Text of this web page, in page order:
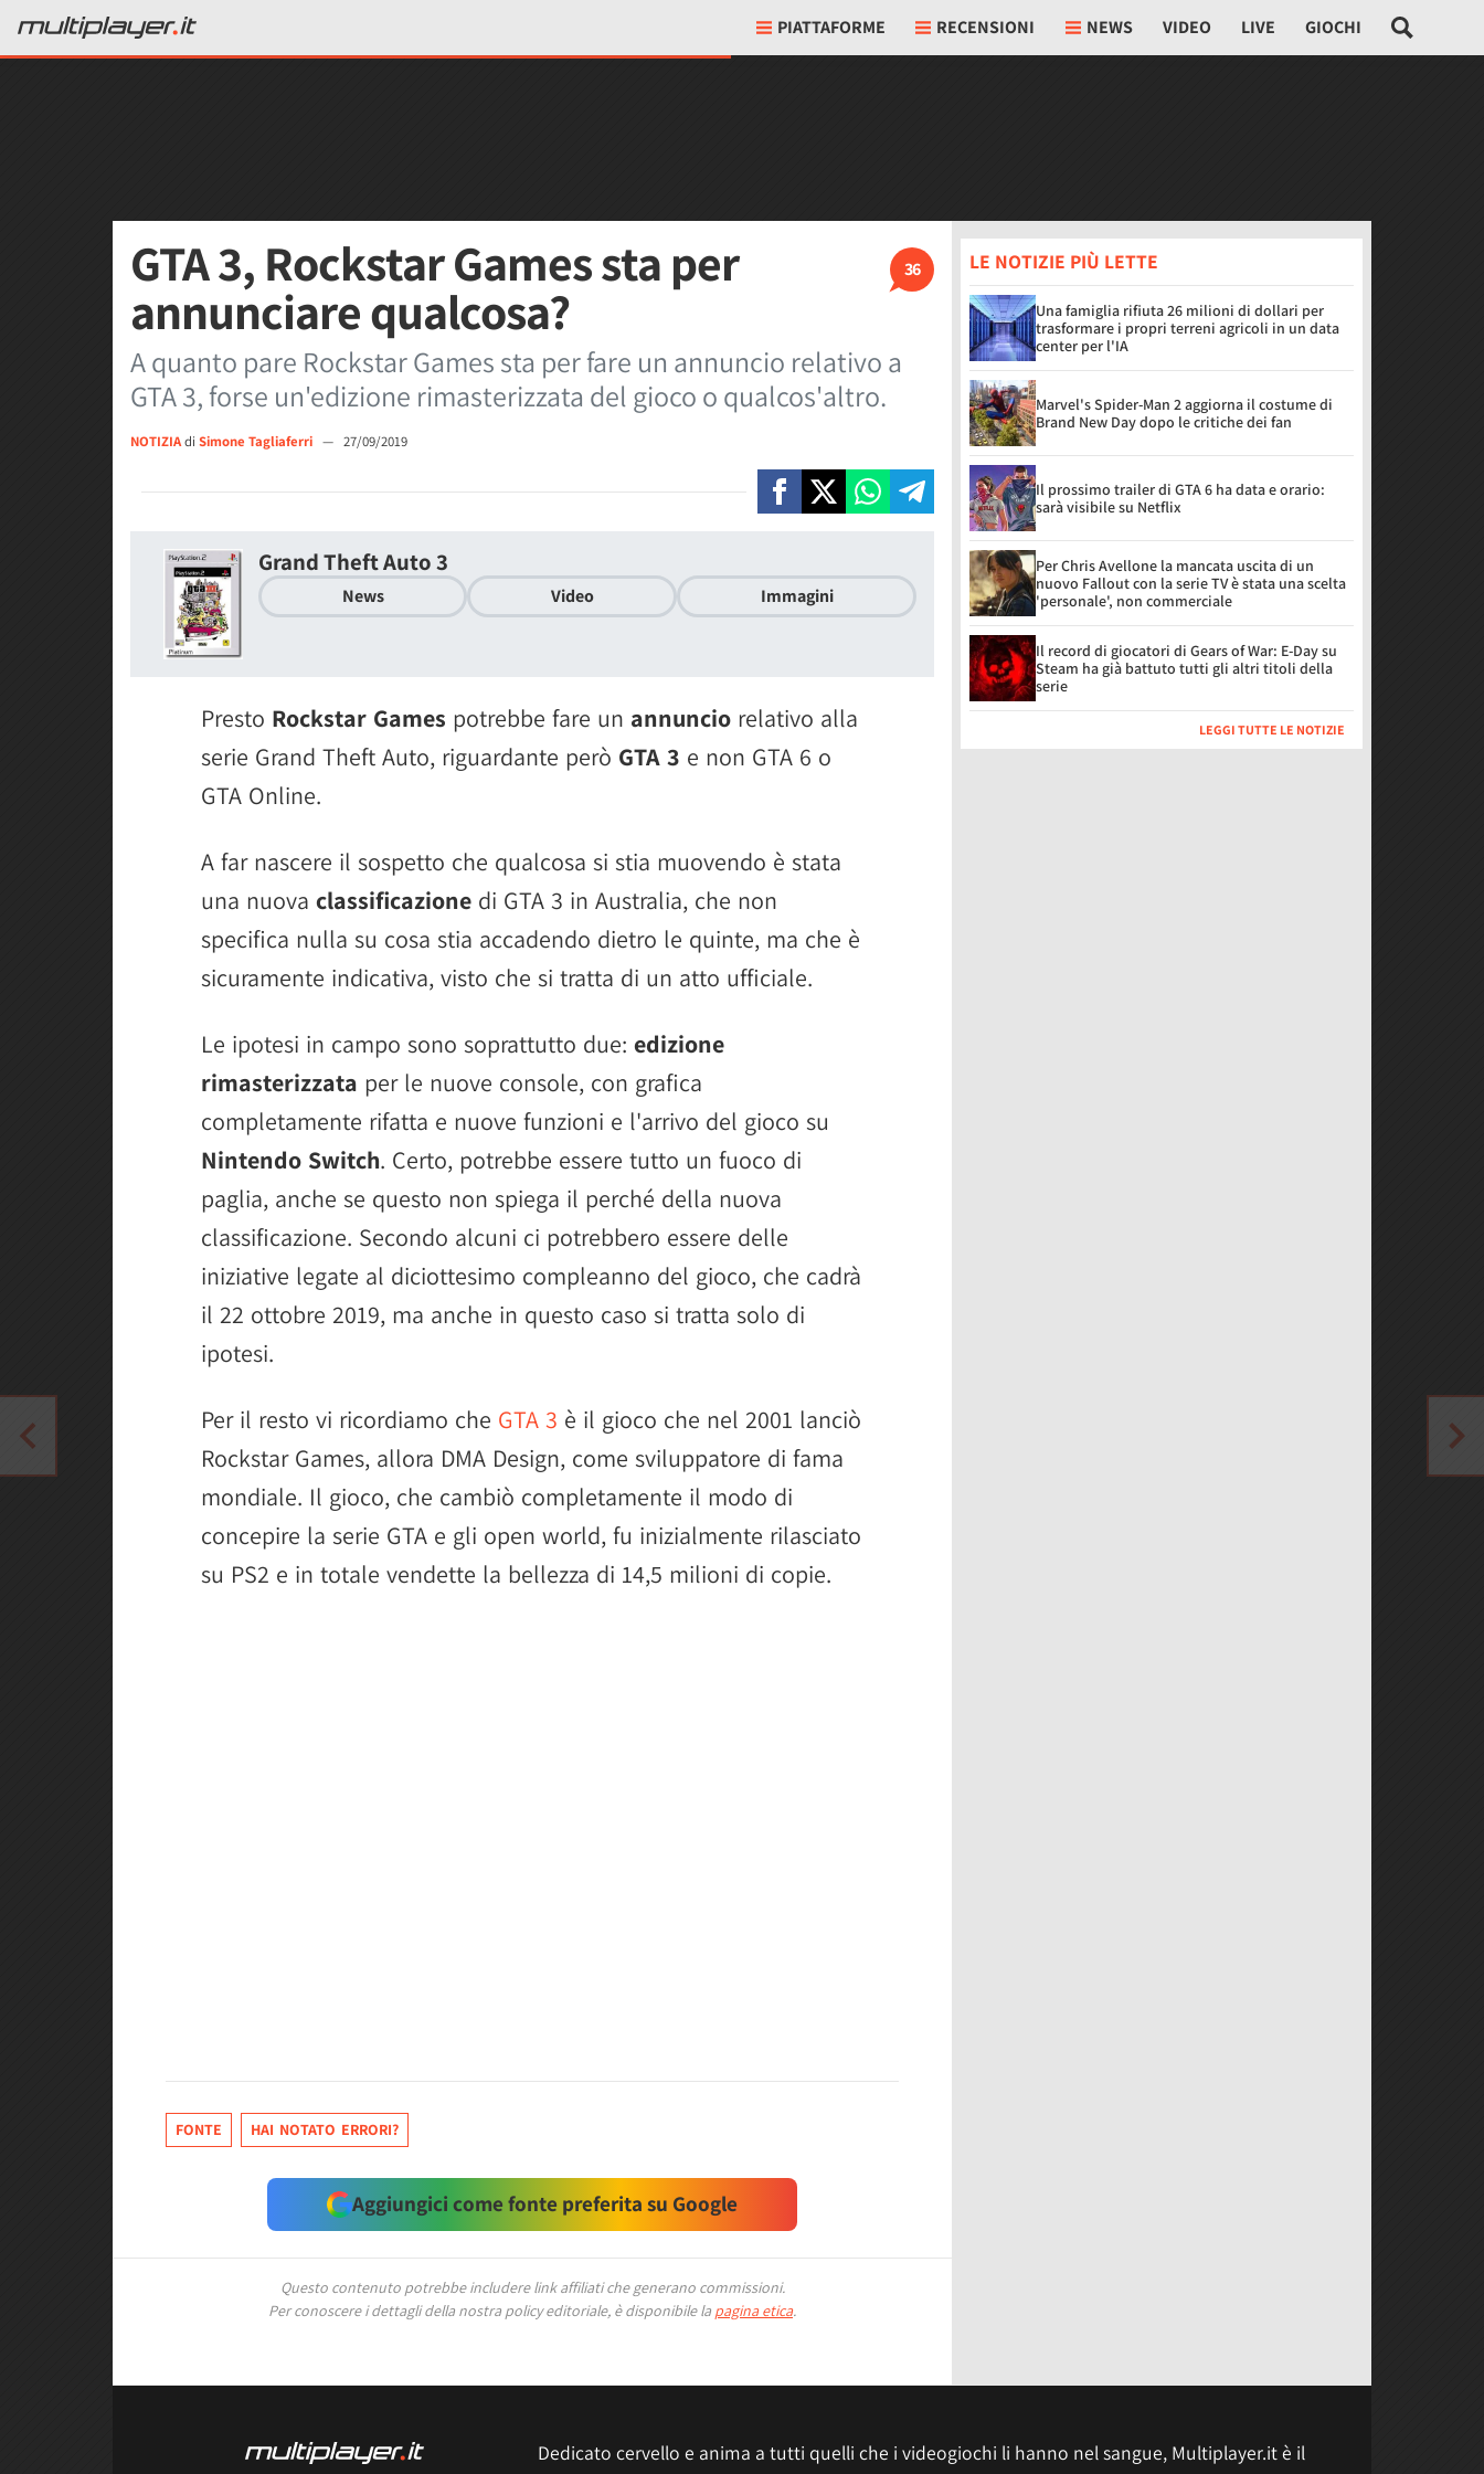
PIATTAFORME RECENSIONI NEWS VIDEO LIVE GIOCHI
36
GTA 3, Rockstar Games sta per
annunciare qualcosa?
A quanto pare Rockstar Games sta per fare un annuncio relativo a
GTA 3, forse un'edizione rimasterizzata del gioco o qualcos'altro.
NOTIZIAdi Simone Tagliaferri — 27/09/2019
Grand Theft Auto 3
News Video Immagini
Presto Rockstar Games potrebbe fare un annuncio relativo alla
serie Grand Theft Auto, riguardante però GTA 3 e non GTA 6 o
GTA Online.
A far nascere il sospetto che qualcosa si stia muovendo è stata
una nuova classificazione di GTA 3 in Australia, che non
specifica nulla su cosa stia accadendo dietro le quinte, ma che è
sicuramente indicativa, visto che si tratta di un atto ufficiale.
Le ipotesi in campo sono soprattutto due: edizione
rimasterizzata per le nuove console, con grafica
completamente rifatta e nuove funzioni e l'arrivo del gioco su
Nintendo Switch. Certo, potrebbe essere tutto un fuoco di
paglia, anche se questo non spiega il perché della nuova
classificazione. Secondo alcuni ci potrebbero essere delle
iniziative legate al diciottesimo compleanno del gioco, che cadrà
il 22 ottobre 2019, ma anche in questo caso si tratta solo di
ipotesi.
Per il resto vi ricordiamo che GTA 3 è il gioco che nel 2001 lanciò
Rockstar Games, allora DMA Design, come sviluppatore di fama
mondiale. Il gioco, che cambiò completamente il modo di
concepire la serie GTA e gli open world, fu inizialmente rilasciato
su PS2 e in totale vendette la bellezza di 14,5 milioni di copie.
FONTE HAI NOTATO ERRORI?
Aggiungici come fonte preferita su Google
Questo contenuto potrebbe includere link affiliati che generano commissioni.
Per conoscere i dettagli della nostra policy editoriale, è disponibile la pagina etica.
LE NOTIZIE PIÙ LETTE
Una famiglia rifiuta 26 milioni di dollari per
trasformare i propri terreni agricoli in un data
center per l'IA
Marvel's Spider-Man 2 aggiorna il costume di
Brand New Day dopo le critiche dei fan
Il prossimo trailer di GTA 6 ha data e orario:
sarà visibile su Netflix
Per Chris Avellone la mancata uscita di un
nuovo Fallout con la serie TV è stata una scelta
'personale', non commerciale
Il record di giocatori di Gears of War: E-Day su
Steam ha già battuto tutti gli altri titoli della
serie
LEGGI TUTTE LE NOTIZIE
Dedicato cervello e anima a tutti quelli che i videogiochi li hanno nel sangue, Multiplayer.it è il